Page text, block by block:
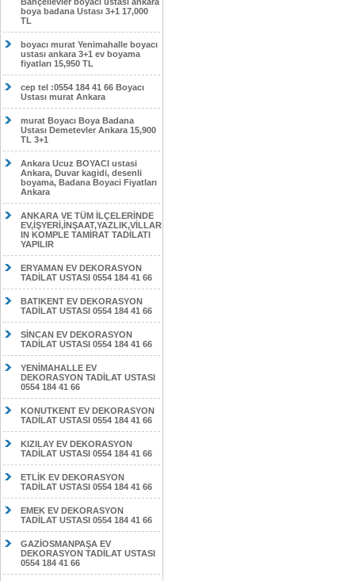
boya badana Ustası 3+1 17,000
TL
boyacı murat Yenimahalle boyacı
ustası ankara 3+1 ev boyama
fiyatları 15,950 TL
cep tel :0554 184 41 66 Boyacı
Ustası murat Ankara
murat Boyacı Boya Badana
Ustası Demetevler Ankara 15,900
TL 3+1
Ankara Ucuz BOYACI ustasi
Ankara, Duvar kagidi, desenli
boyama, Badana Boyaci Fiyatları
Ankara
ANKARA VE TÜM İLÇELERİNDE
EV,İŞYERİ,İNŞAAT,YAZLIK,VİLLAR
IN KOMPLE TAMİRAT TADİLATI
YAPILIR
ERYAMAN EV DEKORASYON
TADİLAT USTASI 0554 184 41 66
BATIKENT EV DEKORASYON
TADİLAT USTASI 0554 184 41 66
SİNCAN EV DEKORASYON
TADİLAT USTASI 0554 184 41 66
YENİMAHALLE EV
DEKORASYON TADİLAT USTASI
0554 184 41 66
KONUTKENT EV DEKORASYON
TADİLAT USTASI 0554 184 41 66
KIZILAY EV DEKORASYON
TADİLAT USTASI 0554 184 41 66
ETLİK EV DEKORASYON
TADİLAT USTASI 0554 184 41 66
EMEK EV DEKORASYON
TADİLAT USTASI 0554 184 41 66
GAZİOSMANPAŞA EV
DEKORASYON TADİLAT USTASI
0554 184 41 66